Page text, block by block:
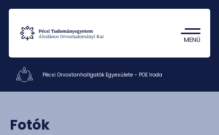
MENÜ
Tantárgykereső
Campus térkép
Dokumentumok
Pécsi Orvostanhallgatók Egyesülete - POE Iroda
Fotók